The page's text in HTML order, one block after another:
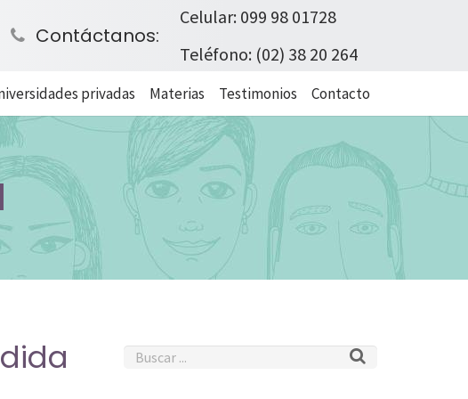
Contáctanos:
Celular: 099 98 01728
Teléfono: (02) 38 20 264
privadas Materias Testimonios Contacto